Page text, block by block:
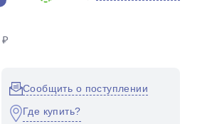
₽
Сообщить о поступлении
Где купить?